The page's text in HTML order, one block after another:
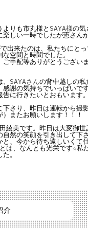
よりも市丸様と SAYA様の気
しい一時でしたが憲さ
出来たのは、私たちにと
空間と時間でした。
手配等ありがとうござい
SAYAさんの背中越しの
感謝の気持ちでいっぱいで
告に行きたいとおもいます
さり、昨日は運転から
またお願いします！！！
綾美です。昨日は大変御
然の笑顔を引き出して下
、今から待ち遠しいく
は、なんとも光栄です☆私
。
介